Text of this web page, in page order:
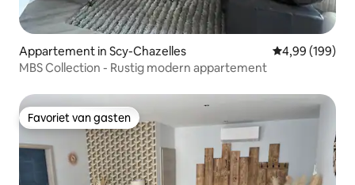
Appartement in Scy-Chazelles Gemiddelde
4,99 (199)
MBS Collection - Rustig modern appartement
Favoriet van gasten
Favoriet van gasten